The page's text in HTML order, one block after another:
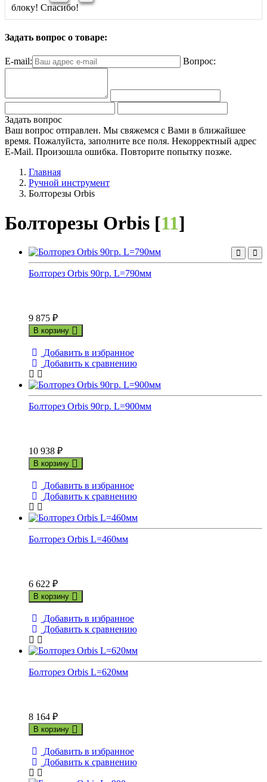
блоку! Спасибо!
Задать вопрос о товаре:
E-mail: Вопрос:
Задать вопрос
Ваш вопрос отправлен. Мы свяжемся с Вами в ближайшее
время. Пожалуйста, заполните все поля. Некорректный адрес
E-Mail. Произошла ошибка. Повторите попытку позже.
Главная
Ручной инструмент
Болторезы Orbis
Болторезы Orbis [11]
Болторез Orbis 90гр. L=790мм
9 875 ₽
В корзину
Добавить в избранное
Добавить к сравнению
Болторез Orbis 90гр. L=900мм
10 938 ₽
В корзину
Добавить в избранное
Добавить к сравнению
Болторез Orbis L=460мм
6 622 ₽
В корзину
Добавить в избранное
Добавить к сравнению
Болторез Orbis L=620мм
8 164 ₽
В корзину
Добавить в избранное
Добавить к сравнению